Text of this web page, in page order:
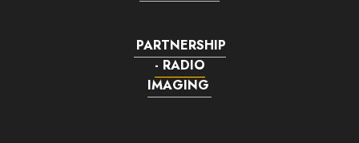
PARTNERSHIP
- RADIO
IMAGING